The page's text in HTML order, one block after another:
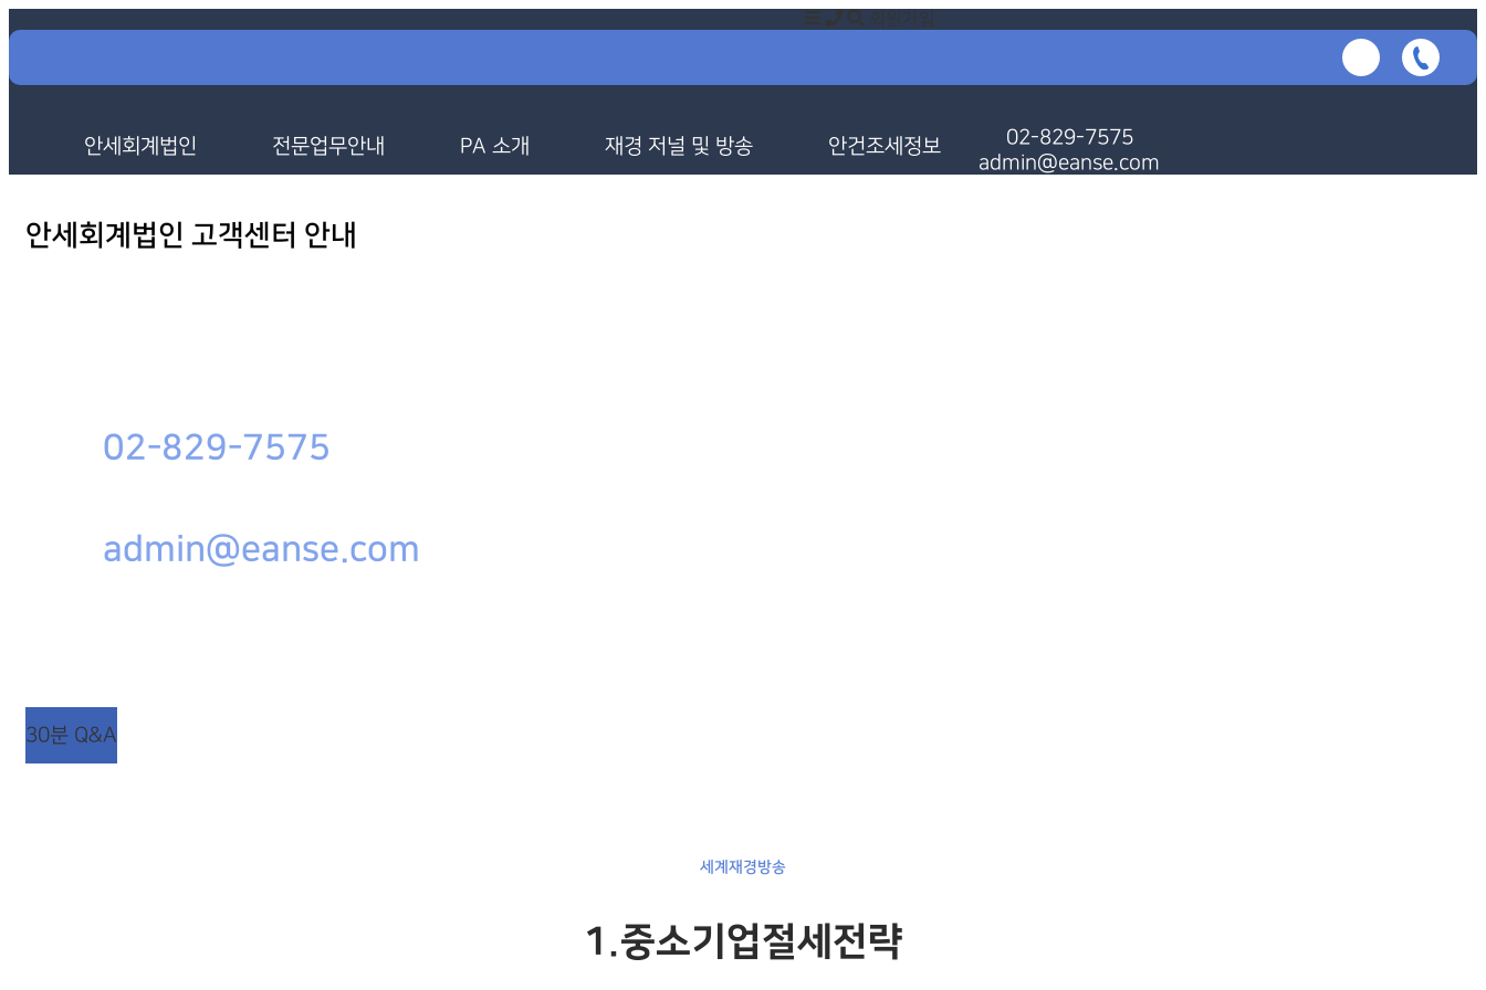
회원가입
투명성보고서 인트라넷
안세회계법인 전문업무안내 PA 소개 재경 저널 및 방송 안건조세정보
02-829-7575
admin@eanse.com
안세회계법인 고객센터 안내
02-829-7575
admin@eanse.com
30분 Q&A
세계재경방송
1.중소기업절세전략